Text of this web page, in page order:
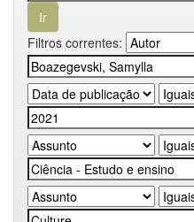
Filtros correntes: